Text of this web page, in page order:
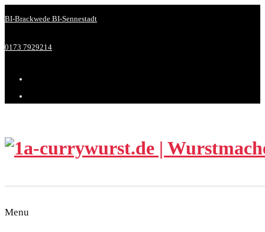
BI-Brackwede BI-Sennestadt
0173 7929214
Menu